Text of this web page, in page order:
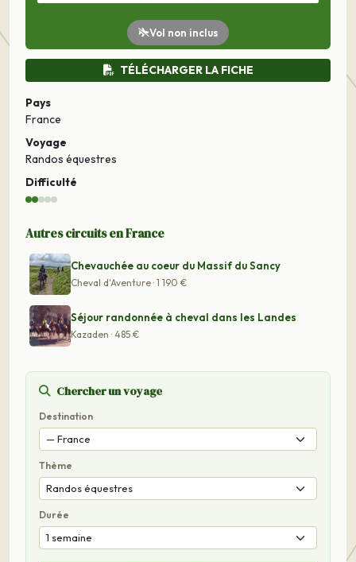
Vol non inclus
TÉLÉCHARGER LA FICHE
Pays
France
Voyage
Randos équestres
Difficulté
Autres circuits en France
Chevauchée au coeur du Massif du Sancy
Cheval d'Aventure · 1 190 €
Séjour randonnée à cheval dans les Landes
Kazaden · 485 €
Chercher un voyage
Destination
Thème
Durée